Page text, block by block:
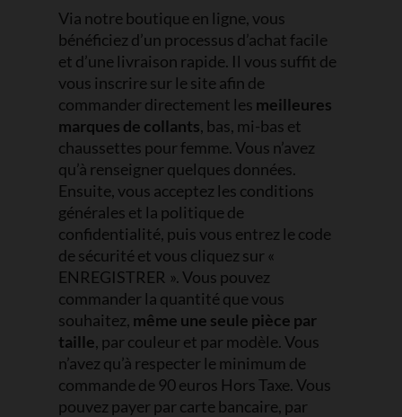
Via notre boutique en ligne, vous
bénéficiez d’un processus d’achat facile
et d’une livraison rapide. Il vous suffit de
vous inscrire sur le site afin de
commander directement les meilleures
marques de collants, bas, mi-bas et
chaussettes pour femme. Vous n’avez
qu’à renseigner quelques données.
Ensuite, vous acceptez les conditions
générales et la politique de
confidentialité, puis vous entrez le code
de sécurité et vous cliquez sur «
ENREGISTRER ». Vous pouvez
commander la quantité que vous
souhaitez, même une seule pièce par
taille, par couleur et par modèle. Vous
n’avez qu’à respecter le minimum de
commande de 90 euros Hors Taxe. Vous
pouvez payer par carte bancaire, par